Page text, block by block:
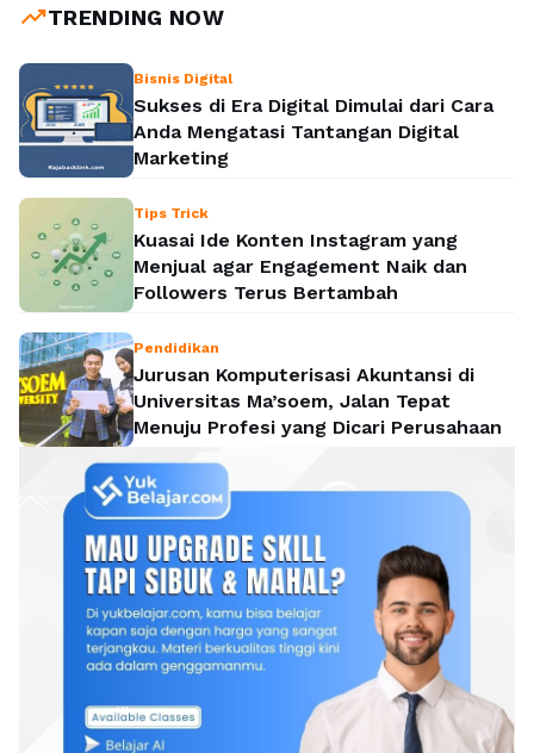
trending_upTRENDING NOW
Bisnis Digital
Sukses di Era Digital Dimulai dari Cara
Anda Mengatasi Tantangan Digital
Marketing
Tips Trick
Kuasai Ide Konten Instagram yang
Menjual agar Engagement Naik dan
Followers Terus Bertambah
Pendidikan
Jurusan Komputerisasi Akuntansi di
Universitas Ma’soem, Jalan Tepat
Menuju Profesi yang Dicari Perusahaan